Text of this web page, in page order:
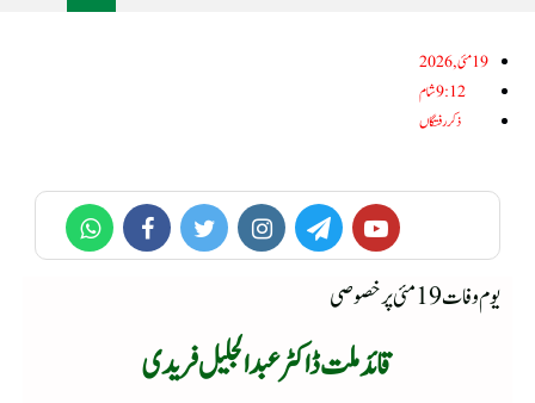
19مئی, 2026
9:12 شام
ذکر رفتگاں
یوم وفات 19 مئی پر خصوصی
قائد ملت ڈاکٹر عبدالجلیل فریدی